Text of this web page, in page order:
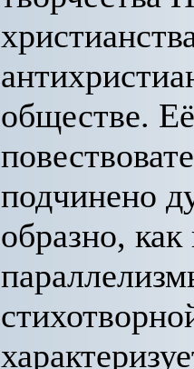
обществе.
подчинено
образно,